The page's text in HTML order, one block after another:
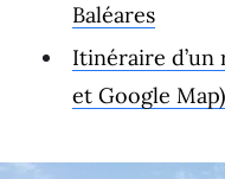
Baléares
Itinéraire
et Google Map)